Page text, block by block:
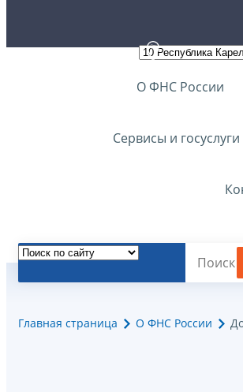
О ФНС России
Сервисы и госуслуги
Главная страница О ФНС России